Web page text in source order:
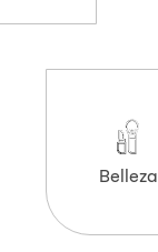
Belleza